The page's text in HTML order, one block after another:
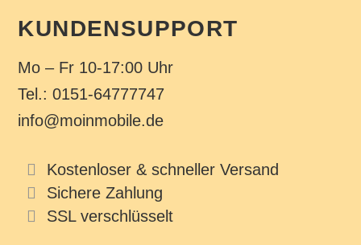
KUNDENSUPPORT
Mo – Fr 10-17:00 Uhr
Tel.: 0151-64777747
info@moinmobile.de
Kostenloser & schneller Versand
Sichere Zahlung
SSL verschlüsselt